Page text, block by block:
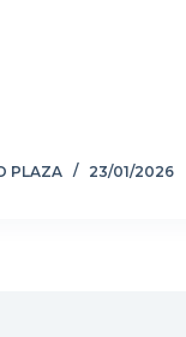
PLAZA 23/01/2026